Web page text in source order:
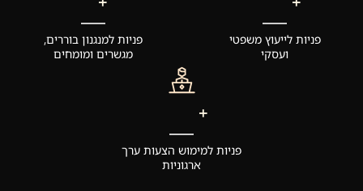
פניות לייעוץ משפטי
ועסקי
פניות למנגנון בוררים,
מגשרים ומומחים
+
פניות למימוש הצעות ערך
ארגוניות